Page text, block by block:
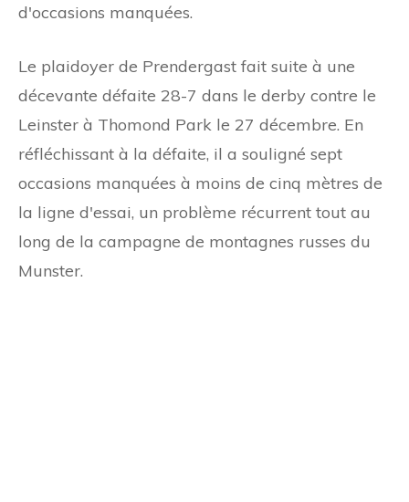
d'occasions manquées.
Le plaidoyer de Prendergast fait suite à une
décevante défaite 28-7 dans le derby contre le
Leinster à Thomond Park le 27 décembre. En
réfléchissant à la défaite, il a souligné sept
occasions manquées à moins de cinq mètres de
la ligne d'essai, un problème récurrent tout au
long de la campagne de montagnes russes du
Munster.